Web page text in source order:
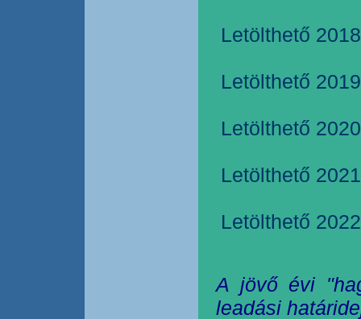
Letölthető
Letölthető
Letölthető
Letölthető
Letölthető
A jövő évi
leadási